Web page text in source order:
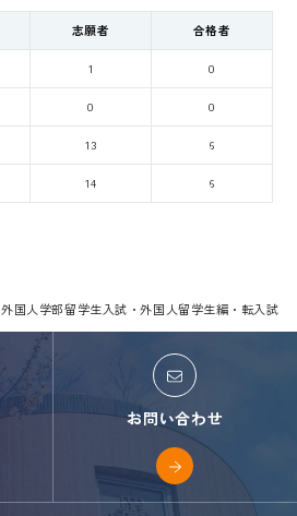
志願者 合格者
1 0
0 0
13 6
14 6
外国人学部留学生入試・外国人留学生編・転入試
お問い合わせ